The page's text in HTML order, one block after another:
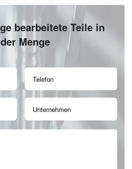
bearbeitete Teile in
Menge